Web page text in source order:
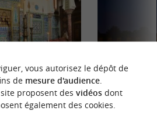
Loti de
Oceana
Culturelle
vous autorisez le dépôt de
de mesure d'audience.
proposent des vidéosdont
également des cookies.